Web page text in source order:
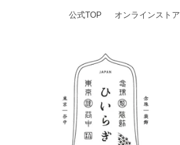
オンラインストア
公式TOP